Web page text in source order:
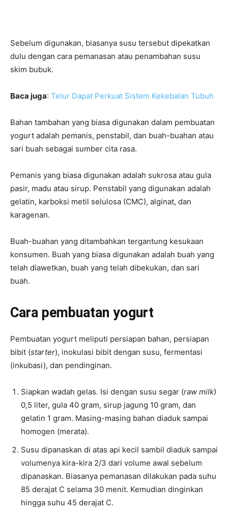
Sebelum digunakan, biasanya susu tersebut dipekatkan
dulu dengan cara pemanasan atau penambahan susu
skim bubuk.
Baca juga: Telur Dapat Perkuat Sistem Kekebalan Tubuh
Bahan tambahan yang biasa digunakan dalam pembuatan
yogurt adalah pemanis, penstabil, dan buah-buahan atau
sari buah sebagai sumber cita rasa.
Pemanis yang biasa digunakan adalah sukrosa atau gula
pasir, madu atau sirup. Penstabil yang digunakan adalah
gelatin, karboksi metil selulosa (CMC), alginat, dan
karagenan.
Buah-buahan yang ditambahkan tergantung kesukaan
konsumen. Buah yang biasa digunakan adalah buah yang
telah diawetkan, buah yang telah dibekukan, dan sari
buah.
Cara pembuatan yogurt
Pembuatan yogurt meliputi persiapan bahan, persiapan
bibit (starter), inokulasi bibit dengan susu, fermentasi
(inkubasi), dan pendinginan.
Siapkan wadah gelas. Isi dengan susu segar (raw milk)
0,5 liter, gula 40 gram, sirup jagung 10 gram, dan
gelatin 1 gram. Masing-masing bahan diaduk sampai
homogen (merata).
Susu dipanaskan di atas api kecil sambil diaduk sampai
volumenya kira-kira 2/3 dari volume awal sebelum
dipanaskan. Biasanya pemanasan dilakukan pada suhu
85 derajat C selama 30 menit. Kemudian dinginkan
hingga suhu 45 derajat C.